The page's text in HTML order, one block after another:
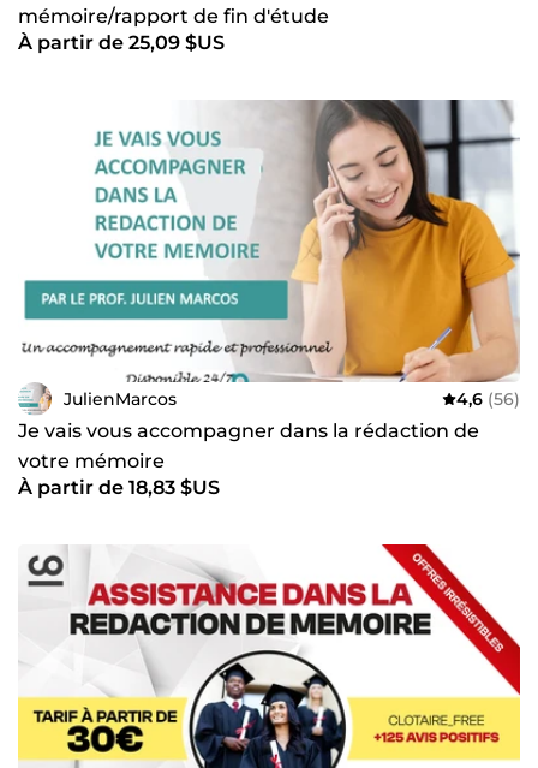
mémoire/rapport de fin d'étude
À partir de 25,09 $US
JulienMarcos 4,6 (56)
Je vais vous accompagner dans la rédaction de
votre mémoire
À partir de 18,83 $US